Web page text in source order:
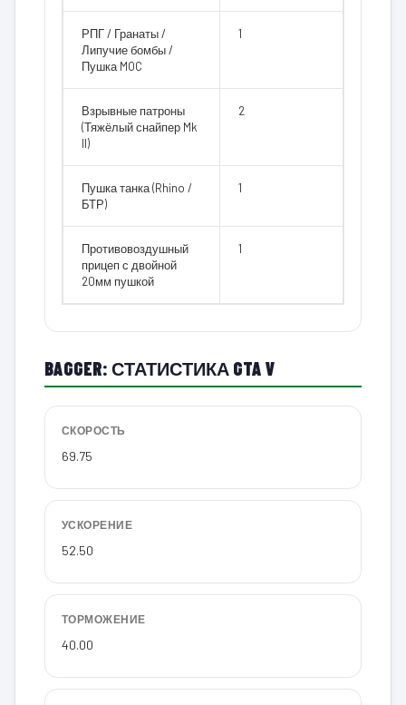
РПГ / Гранаты /
Липучие бомбы /
Пушка MOC
1
Взрывные патроны
(Тяжёлый снайпер Mk
II)
2
Пушка танка (Rhino /
БТР)
1
Противовоздушный
прицеп с двойной
20мм пушкой
1
BAGGER: СТАТИСТИКА GTA V
СКОРОСТЬ
69.75
УСКОРЕНИЕ
52.50
ТОРМОЖЕНИЕ
40.00